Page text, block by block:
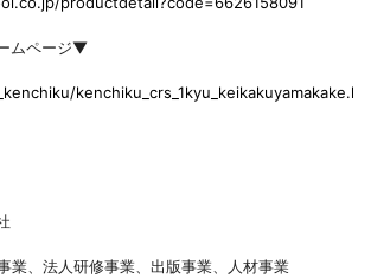
ムページ▼
業、法人研修事業、出版事業、人材事業